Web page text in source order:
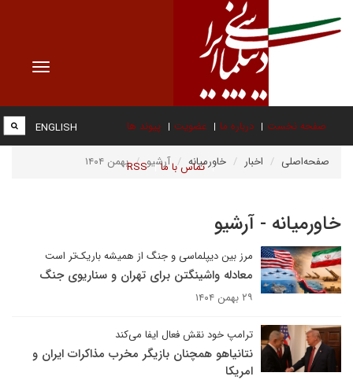
Toggle
صفحه نخست درباره ما عضویت پیوند ها
تماس با ما RSS
ENGLISH
صفحه‌اصلی اخبار خاورمیانه آرشیو بهمن ۱۴۰۴
خاورمیانه - آرشیو
مرز بین دیپلماسی و جنگ از همیشه باریک‌تر است
معادله واشینگتن برای تهران و سناریوی جنگ
۲۹ بهمن ۱۴۰۴
ترامپ خود نقش فعال ایفا می‌کند
نتانیاهو همچنان بازیگر مخرب مذاکرات ایران و
امریکا